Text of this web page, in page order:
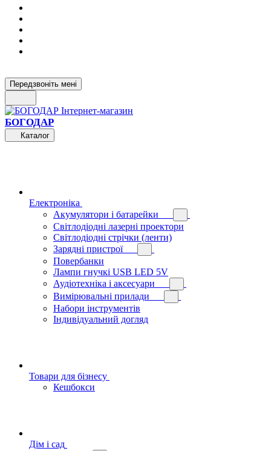
Передзвоніть мені
БОГОДАР
Каталог
Електроніка
Акумулятори і батарейки
Світлодіодні лазерні проектори
Світлодіодні стрічки (ленти)
Зарядні пристрої
Повербанки
Лампи гнучкі USB LED 5V
Аудіотехніка і аксесуари
Вимірювальні прилади
Набори інструментів
Індивідуальний догляд
Товари для бізнесу
Кешбокси
Дім і сад